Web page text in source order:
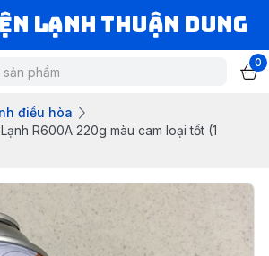
LẠNH THUẬN DUNG
0
điều hòa
R600A 220g màu cam loại tốt (1